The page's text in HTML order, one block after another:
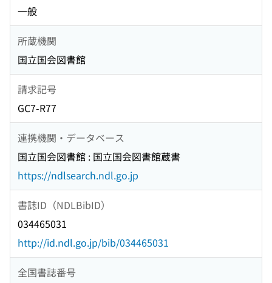
一般
所蔵機関
国立国会図書館
請求記号
GC7-R77
連携機関・データベース
国立国会図書館 : 国立国会図書館蔵書
https://ndlsearch.ndl.go.jp
書誌ID（NDLBibID）
034465031
http://id.ndl.go.jp/bib/034465031
全国書誌番号